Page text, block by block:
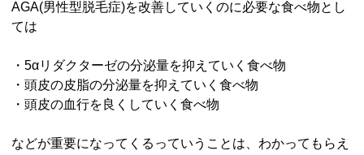
AGA(男性型脱毛症)を改善していくのに必要な食べ物とし
ては
・5αリダクターゼの分泌量を抑えていく食べ物
・頭皮の皮脂の分泌量を抑えていく食べ物
・頭皮の血行を良くしていく食べ物
などが重要になってくるっていうことは、わかってもらえ